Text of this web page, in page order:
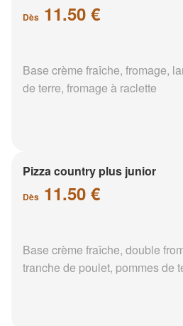
Dès 11.50 €
Base crème fraîche, fromage,
de terre, fromage à raclette
Pizza country plus junior
Dès 11.50 €
Base crème fraîche, double
tranche de poulet, pommes de